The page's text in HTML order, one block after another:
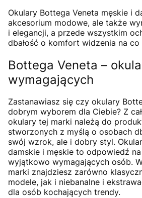
Okulary Bottega Veneta męskie i
akcesorium modowe, ale także
i elegancji, a przede wszystkim
dbałość o komfort widzenia na co
Bottega Veneta –
wymagających
Zastanawiasz się czy okulary
dobrym wyborem dla Ciebie? Z
okulary tej marki należą do
stworzonych z myślą o osobach
swój wzrok, ale i dobry styl.
damskie i męskie to odpowiedź
wyjątkowo wymagających osób.
marki znajdziesz zarówno
modele, jak i niebanalne i
dla osób kochających trendy.